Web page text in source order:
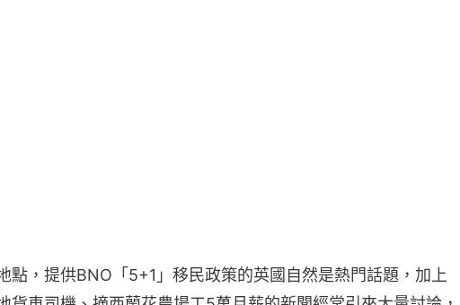
點，提供BNO「5+1」移民政策的英國自然是熱門話題，加上